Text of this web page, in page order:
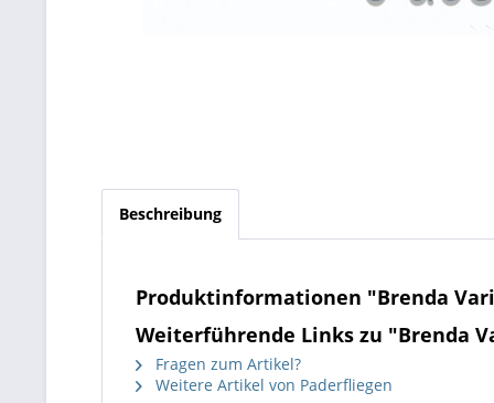
Beschreibung
Produktinformationen "Brenda
Weiterführende Links zu "Brenda
Fragen zum Artikel?
Weitere Artikel von Paderfliegen